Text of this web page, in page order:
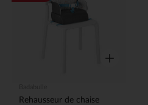
Aperçu
Rehausseur de chaise